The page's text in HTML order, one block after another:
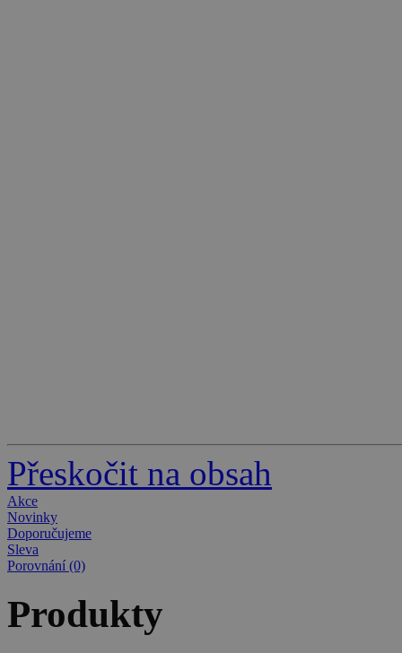
Přeskočit na obsah
Akce
Novinky
Doporučujeme
Sleva
Porovnání (0)
Produkty